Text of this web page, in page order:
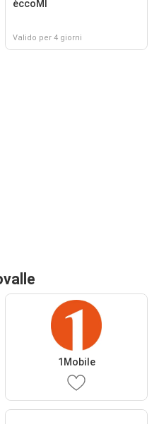
èccoMI
Valido per 4 giorni
1Mobile